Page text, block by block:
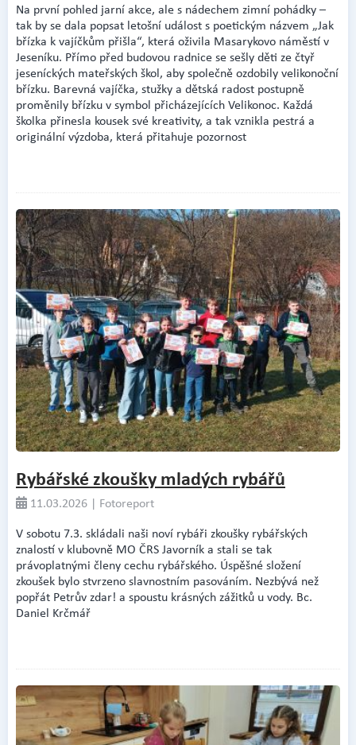
Na první pohled jarní akce, ale s nádechem zimní pohádky –
tak by se dala popsat letošní událost s poetickým názvem „Jak
břízka k vajíčkům přišla“, která oživila Masarykovo náměstí v
Jeseníku. Přímo před budovou radnice se sešly děti ze čtyř
jeseníckých mateřských škol, aby společně ozdobily velikonoční
břízku. Barevná vajíčka, stužky a dětská radost postupně
proměnily břízku v symbol přicházejících Velikonoc. Každá
školka přinesla kousek své kreativity, a tak vznikla pestrá a
originální výzdoba, která přitahuje pozornost
Rybářské zkoušky mladých rybářů
11.03.2026 | Fotoreport
V sobotu 7.3. skládali naši noví rybáři zkoušky rybářských
znalostí v klubovně MO ČRS Javorník a stali se tak
právoplatnými členy cechu rybářského. Úspěšné složení
zkoušek bylo stvrzeno slavnostním pasováním. Nezbývá než
popřát Petrův zdar! a spoustu krásných zážitků u vody. Bc.
Daniel Krčmář